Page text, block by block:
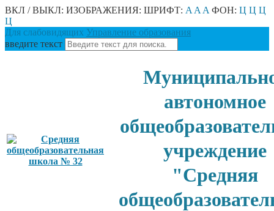
ВКЛ / ВЫКЛ: ИЗОБРАЖЕНИЯ: ШРИФТ: A A A ФОН: Ц Ц Ц
Ц
Для слабовидящих Управление образования
введите текст
автономное
учреждение
"Средняя